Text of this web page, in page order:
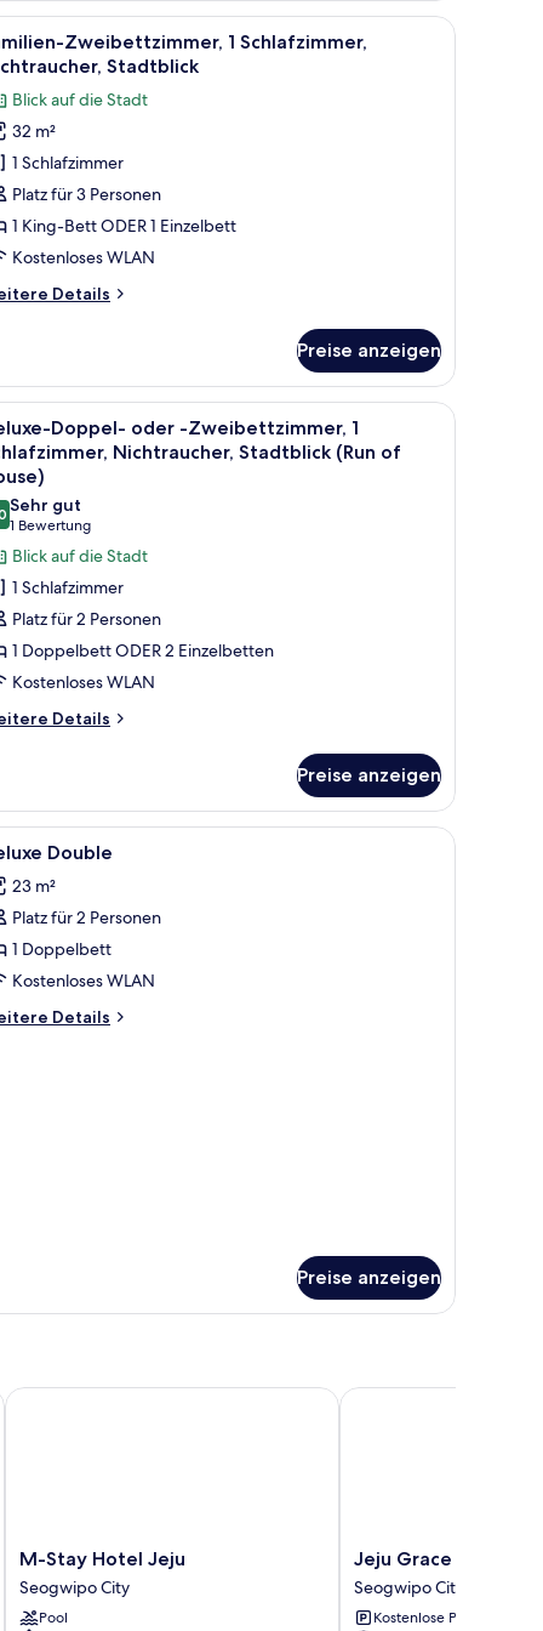
große Fenster.
Schreibtisch Ein Hotelzimmer mit drei Betten, einem
7
Zweibettzimmer, 1 Schlafzimmer,
Stadtblick
Blick auf die Stadt
32 m²
1 Schlafzimmer
Platz für 3 Personen
1 King-Bett ODER 1 Einzelbett
Kostenloses WLAN
Details
Preise anzeigen
Tisch und einem Sessel. Ein Hotelzimmer mit Bett, Schreibtisch mit
4
Doppel- oder -Zweibettzimmer, 1
Nichtraucher, Stadtblick (Run of
von 10
Sehr gut
1 Bewertung
(1
Bewertung)
Blick auf die Stadt
1 Schlafzimmer
Platz für 2 Personen
1 Doppelbett ODER 2 Einzelbetten
Kostenloses WLAN
Details
Preise anzeigen
Schreibtisch Allergikerbettwaren, Daunenbettdecken,
3 Double
23 m²
Platz für 2 Personen
1 Doppelbett
Kostenloses WLAN
Details
Preise anzeigen
M-
Stay
Hotel
Jeju
M-Stay Hotel Jeju
Seogwipo City
Pool
M-Stay Hotel Jeju
Jeju
Grace
Hotel
Seogwipo
Jeju Grace Hotel
Seogwipo City
Kostenlose Parkplätze
Jeju Grace Hotel